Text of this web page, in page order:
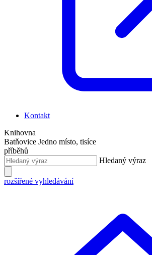
Kontakt
Knihovna
Batňovice Jedno místo, tisíce
příběhů
Hledaný výraz
rozšířené vyhledávání